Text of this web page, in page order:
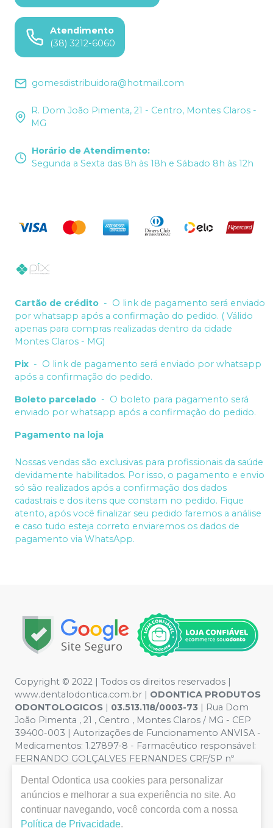
Atendimento
(38) 3212-6060
gomesdistribuidora@hotmail.com
R. Dom João Pimenta, 21 - Centro, Montes Claros -
MG
Horário de Atendimento:
Segunda a Sexta das 8h às 18h e Sábado 8h às 12h
Cartão de crédito - O link de pagamento será enviado
por whatsapp após a confirmação do pedido. ( Válido
apenas para compras realizadas dentro da cidade
Montes Claros - MG)
Pix - O link de pagamento será enviado por whatsapp
após a confirmação do pedido.
Boleto parcelado - O boleto para pagamento será
enviado por whatsapp após a confirmação do pedido.
Pagamento na loja
Nossas vendas são exclusivas para profissionais da saúde
devidamente habilitados. Por isso, o pagamento e envio
só são realizados após a confirmação dos dados
cadastrais e dos itens que constam no pedido. Fique
atento, após você finalizar seu pedido faremos a análise
e caso tudo esteja correto enviaremos os dados de
pagamento via WhatsApp.
Copyright © 2022 | Todos os direitos reservados |
www.dentalodontica.com.br | ODONTICA PRODUTOS
ODONTOLOGICOS
03.513.118/0003-73 | Rua Dom
João Pimenta , 21 , Centro , Montes Claros / MG - CEP
39400-003 | Autorizações de Funcionamento ANVISA -
Medicamentos: 1.27897-8 - Farmacêutico responsável:
FERNANDO GOLÇALVES FERNANDES CRF/SP nº
meramente ilustrativas - Os preços e condições da loja
virtual estão sujeitos a alterações. Em caso de
divergência de preços no site, o valor válido é o do
Carrinho de Compra. Não vendemos por atacado, por
Dental Odontica usa cookies para personalizar
anúncios e melhorar a sua experiência no site. Ao
continuar navegando, você concorda com a nossa
Política de Privacidade.